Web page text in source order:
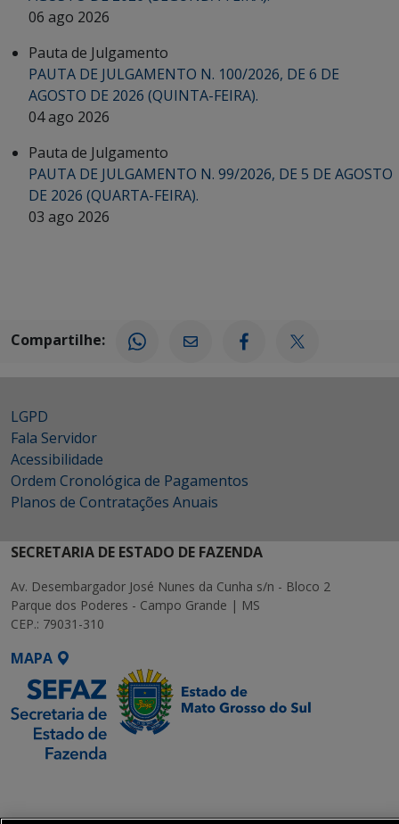
06 ago 2026
Pauta de Julgamento
PAUTA DE JULGAMENTO N. 100/2026, DE 6 DE
AGOSTO DE 2026 (QUINTA-FEIRA).
04 ago 2026
Pauta de Julgamento
PAUTA DE JULGAMENTO N. 99/2026, DE 5 DE AGOSTO
DE 2026 (QUARTA-FEIRA).
03 ago 2026
Compartilhe:
LGPD
Fala Servidor
Acessibilidade
Ordem Cronológica de Pagamentos
Planos de Contratações Anuais
SECRETARIA DE ESTADO DE FAZENDA
Av. Desembargador José Nunes da Cunha s/n - Bloco 2
Parque dos Poderes - Campo Grande | MS
CEP.: 79031-310
MAPA